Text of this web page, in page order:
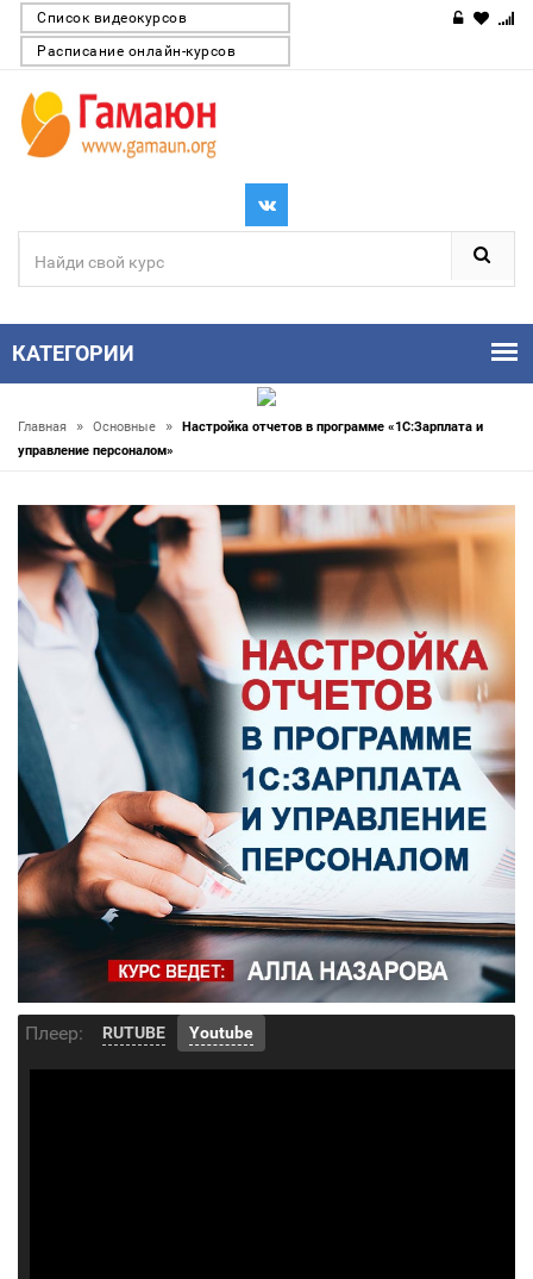
Список видеокурсов
Расписание онлайн-курсов
КАТЕГОРИИ
Главная » Основные »
Настройка отчетов в программе «1С:Зарплата и
управление персоналом»
Плеер: RUTUBE Youtube